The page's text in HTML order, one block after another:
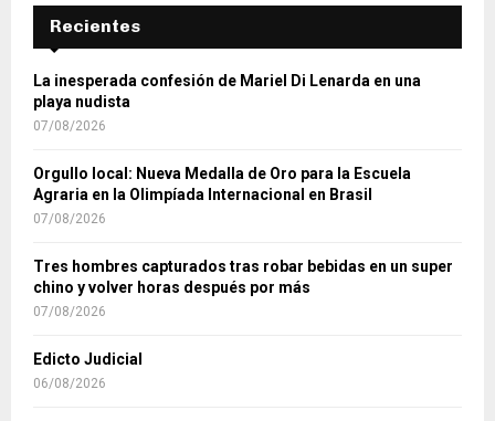
Recientes
La inesperada confesión de Mariel Di Lenarda en una
playa nudista
07/08/2026
Orgullo local: Nueva Medalla de Oro para la Escuela
Agraria en la Olimpíada Internacional en Brasil
07/08/2026
Tres hombres capturados tras robar bebidas en un super
chino y volver horas después por más
07/08/2026
Edicto Judicial
06/08/2026